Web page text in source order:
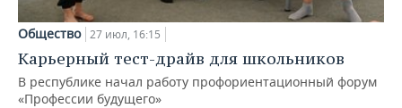
Общество 27 июл, 16:15
Карьерный тест-драйв для школьников
В республике начал работу профориентационный форум
«Профессии будущего»